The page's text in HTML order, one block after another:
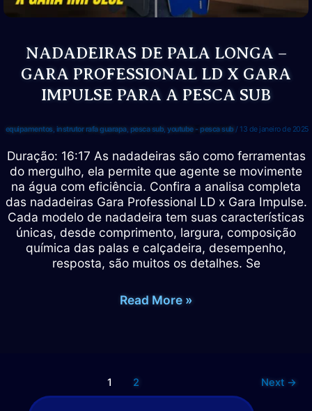
NADADEIRAS DE PALA LONGA –
GARA PROFESSIONAL LD X GARA
IMPULSE PARA A PESCA SUB
equipamentos, instrutor rafa guarapa, pesca sub,youtube - pesca sub / 13 de janeiro de 2025
Duração: 16:17 As nadadeiras são como ferramentas
do mergulho, ela permite que agente se movimente
na água com eficiência. Confira a analisa completa
das nadadeiras Gara Professional LD x Gara Impulse.
Cada modelo de nadadeira tem suas características
únicas, desde comprimento, largura, composição
química das palas e calçadeira, desempenho,
resposta, são muitos os detalhes. Se
NADADEIRAS
GARA
PROFESSIONAL
Read More »
1 2 Next →
P